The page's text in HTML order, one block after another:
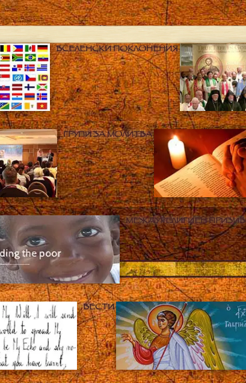
ВСЕЛЕНСКИ ПОКЛОНЕНИЯ
ГРУПИ ЗА МОЛИТВА
МЕЖДУРЕЛИГИЕН ПРИЗИВ
ВЕСТИ